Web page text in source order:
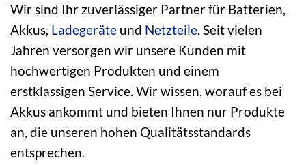
Wir sind Ihr zuverlässiger Partner für Batterien,
Akkus, Ladegeräte und Netzteile. Seit vielen
Jahren versorgen wir unsere Kunden mit
hochwertigen Produkten und einem
erstklassigen Service. Wir wissen, worauf es bei
Akkus ankommt und bieten Ihnen nur Produkte
an, die unseren hohen Qualitätsstandards
entsprechen.